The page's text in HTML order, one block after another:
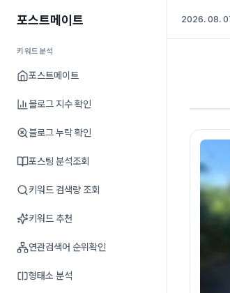
포스트메이트
키워드분석
포스트메이트
블로그 지수 확인
블로그 누락 확인
포스팅 분석조회
키워드 검색량 조회
키워드 추천
연관검색어 순위확인
형태소 분석
2026. 08.